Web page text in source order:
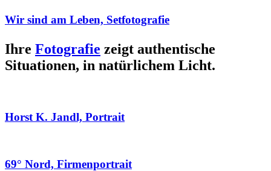
Wir sind am Leben, Setfotografie
Ihre Fotografie zeigt authentische
Situationen, in natürlichem Licht.
Horst K. Jandl, Portrait
69° Nord, Firmenportrait